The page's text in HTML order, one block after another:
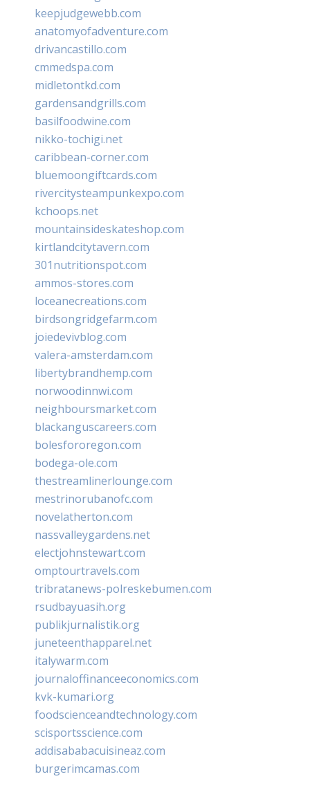
keepjudgewebb.com
anatomyofadventure.com
drivancastillo.com
cmmedspa.com
midletontkd.com
gardensandgrills.com
basilfoodwine.com
nikko-tochigi.net
caribbean-corner.com
bluemoongiftcards.com
rivercitysteampunkexpo.com
kchoops.net
mountainsideskateshop.com
kirtlandcitytavern.com
301nutritionspot.com
ammos-stores.com
loceanecreations.com
birdsongridgefarm.com
joiedevivblog.com
valera-amsterdam.com
libertybrandhemp.com
norwoodinnwi.com
neighboursmarket.com
blackanguscareers.com
bolesfororegon.com
bodega-ole.com
thestreamlinerlounge.com
mestrinorubanofc.com
novelatherton.com
nassvalleygardens.net
electjohnstewart.com
omptourtravels.com
tribratanews-polreskebumen.com
rsudbayuasih.org
publikjurnalistik.org
juneteenthapparel.net
italywarm.com
journaloffinanceeconomics.com
kvk-kumari.org
foodscienceandtechnology.com
scisportsscience.com
addisababacuisineaz.com
burgerimcamas.com